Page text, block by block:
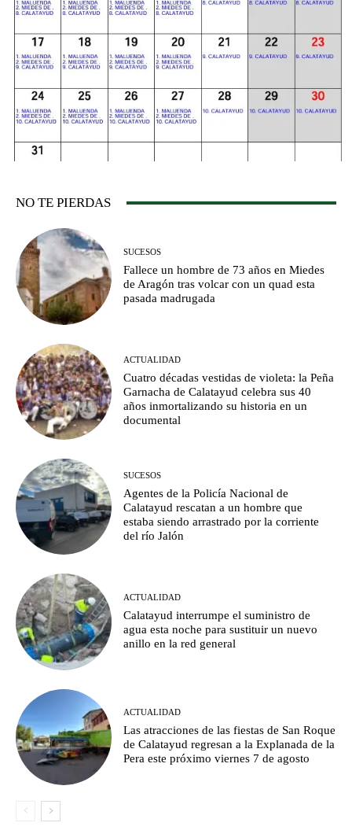
NO TE PIERDAS
SUCESOS
Fallece un hombre de 73 años en Miedes
de Aragón tras volcar con un quad esta
pasada madrugada
ACTUALIDAD
Cuatro décadas vestidas de violeta: la Peña
Garnacha de Calatayud celebra sus 40
años inmortalizando su historia en un
documental
SUCESOS
Agentes de la Policía Nacional de
Calatayud rescatan a un hombre que
estaba siendo arrastrado por la corriente
del río Jalón
ACTUALIDAD
Calatayud interrumpe el suministro de
agua esta noche para sustituir un nuevo
anillo en la red general
ACTUALIDAD
Las atracciones de las fiestas de San Roque
de Calatayud regresan a la Explanada de la
Pera este próximo viernes 7 de agosto